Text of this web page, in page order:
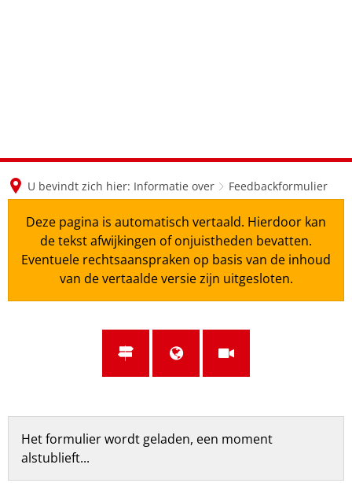
U bevindt zich hier: Informatie over Feedbackformulier
Deze pagina is automatisch vertaald. Hierdoor kan
de tekst afwijkingen of onjuistheden bevatten.
Eventuele rechtsaanspraken op basis van de inhoud
van de vertaalde versie zijn uitgesloten.
Feedbackformulier
Het formulier wordt geladen, een moment
alstublieft...